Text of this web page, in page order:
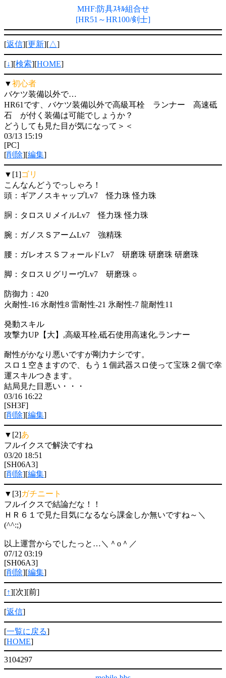
MHF:防具ｽｷﾙ組合せ
[HR51～HR100/剣士]
[返信][更新][△]
[↓][検索][HOME]
▼初心者
バケツ装備以外で…
HR61です、バケツ装備以外で高級耳栓 ランナー 高速砥
石 が付く装備は可能でしょうか？
どうしても見た目が気になって＞＜
03/13 15:19
[PC]
[削除][編集]
▼[1]ゴリ
こんなんどうでっしゃろ！
頭：ギアノスキャップLv7 怪力珠 怪力珠
胴：タロスＵメイルLv7 怪力珠 怪力珠
腕：ガノスＳアームLv7 強精珠
腰：ガレオスＳフォールドLv7 研磨珠 研磨珠 研磨珠
脚：タロスＵグリーヴLv7 研磨珠 ○
防御力：420
火耐性-16 水耐性8 雷耐性-21 氷耐性-7 龍耐性11
発動スキル
攻撃力UP【大】,高級耳栓,砥石使用高速化,ランナー
耐性がかなり悪いですが剛力ナシです。
スロ１空きますので、もう１個武器スロ使って宝珠２個で幸
運スキルつきます。
結局見た目悪い・・・
03/16 16:22
[SH3F]
[削除][編集]
▼[2]あ
フルイクスで解決ですね
03/20 18:51
[SH06A3]
[削除][編集]
▼[3]ガチニート
フルイクスで結論だな！！
ＨＲ６１で見た目気になるなら課金しか無いですね～＼
(^^:;)
以上運営からでしたっと…＼＾o＾／
07/12 03:19
[SH06A3]
[削除][編集]
[↑][次][前]
[返信]
[一覧に戻る]
[HOME]
3104297